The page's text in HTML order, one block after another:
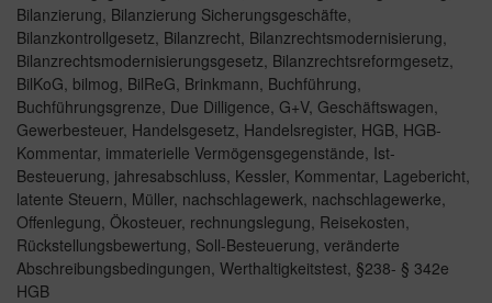
Bilanzierung Bilanzierung Sicherungsgeschäfte
Bilanzkontrollgesetz Bilanzrecht Bilanzrechtsmodernisierung
Bilanzrechtsmodernisierungsgesetz Bilanzrechtsreformgesetz
BilKoG bilmog BilReG Brinkmann Buchführung
Buchführungsgrenze Due Dilligence G+V, Geschäftswagen
Gewerbesteuer, Handelsgesetz Handelsregister, HGB HGB-
Kommentar, immaterielle Vermögensgegenstände Ist-
Besteuerung jahresabschluss Kessler, Kommentar, Lagebericht
latente Steuern Müller, nachschlagewerk nachschlagewerke
Offenlegung Ökosteuer, rechnungslegung Reisekosten
Rückstellungsbewertung Soll-Besteuerung veränderte
Abschreibungsbedingungen Werthaltigkeitstest §238- § 342e
HGB